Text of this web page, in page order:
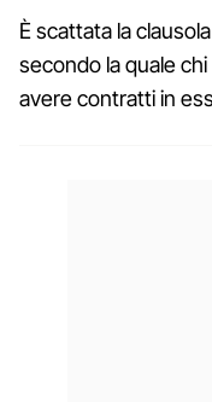
È scattata la
secondo la quale
avere contratti in